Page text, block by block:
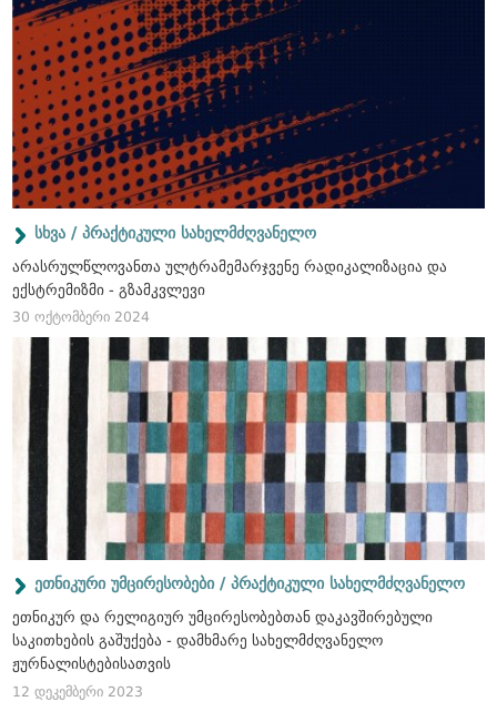
სხვა / პრაქტიკული სახელმძღვანელო
არასრულწლოვანთა ულტრამემარჯვენე რადიკალიზაცია და
ექსტრემიზმი - გზამკვლევი
30 ოქტომბერი 2024
ეთნიკური უმცირესობები / პრაქტიკული სახელმძღვანელო
ეთნიკურ და რელიგიურ უმცირესობებთან დაკავშირებული
საკითხების გაშუქება - დამხმარე სახელმძღვანელო
ჟურნალისტებისათვის
12 დეკემბერი 2023